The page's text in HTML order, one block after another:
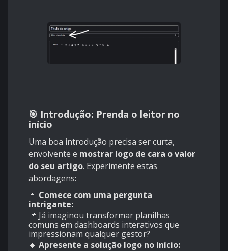
🎯 Introdução: Prenda o leitor no
início
Uma boa introdução precisa ser curta,
envolvente e mostrar logo de cara o valor
do seu artigo. Experimente estas
abordagens:
🔹 Comece com uma pergunta
intrigante:
📌 Já imaginou transformar planilhas
comuns em dashboards interativos que
impressionam qualquer gestor?
🔹 Apresente a solução logo no início: